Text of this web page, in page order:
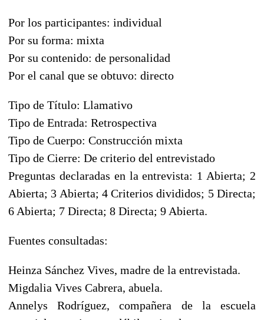
Por los participantes: individual
Por su forma: mixta
Por su contenido: de personalidad
Por el canal que se obtuvo: directo
Tipo de Título: Llamativo
Tipo de Entrada: Retrospectiva
Tipo de Cuerpo: Construcción mixta
Tipo de Cierre: De criterio del entrevistado
Preguntas declaradas en la entrevista: 1 Abierta; 2
Abierta; 3 Abierta; 4 Criterios divididos; 5 Directa;
6 Abierta; 7 Directa; 8 Directa; 9 Abierta.
Fuentes consultadas:
Heinza Sánchez Vives, madre de la entrevistada.
Migdalia Vives Cabrera, abuela.
Annelys Rodríguez, compañera de la escuela